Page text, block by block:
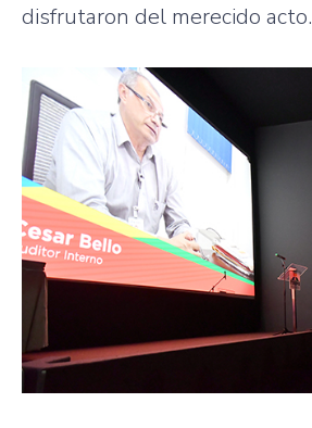
disfrutaron del merecido acto.